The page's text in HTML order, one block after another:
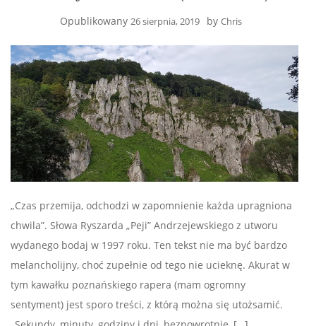
Opublikowany 26 sierpnia, 2019 by Chris
„Czas przemija, odchodzi w zapomnienie każda upragniona
chwila”. Słowa Ryszarda „Peji” Andrzejewskiego z utworu
wydanego bodaj w 1997 roku. Ten tekst nie ma być bardzo
melancholijny, choć zupełnie od tego nie ucieknę. Akurat w
tym kawałku poznańskiego rapera (mam ogromny
sentyment) jest sporo treści, z którą można się utożsamić.